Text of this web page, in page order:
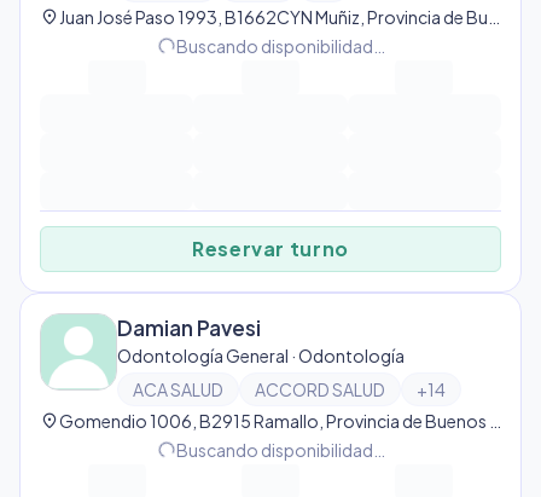
location_on
progress_activityBuscando disponibilidad…
Reservar turno
Damian Pavesi
Odontología General · Odontología
ACA SALUD
ACCORD SALUD +14
location_on
progress_activityBuscando disponibilidad…